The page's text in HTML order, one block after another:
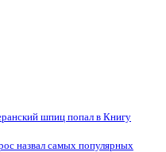
шпиц попал в Книгу
назвал самых популярных